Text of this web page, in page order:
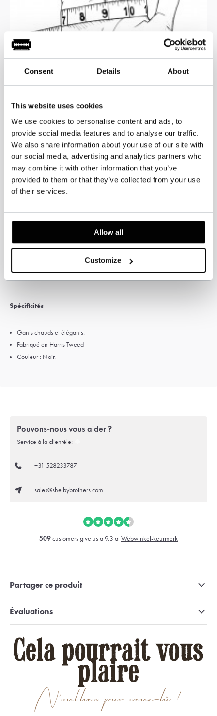
Consent Details About
This website uses cookies
We use cookies to personalise content and ads, to
provide social media features and to analyse our traffic.
We also share information about your use of our site with
our social media, advertising and analytics partners who
may combine it with other information that you’ve
provided to them or that they’ve collected from your use
of their services.
Allow all
Customize
Inch
8.5 9.5 10.5
Spécificités
Gants chauds et élégants.
Fabriqué en Harris Tweed
Couleur : Noir.
Pouvons-nous vous aider ?
Service à la clientèle:
+31 528233787
sales@shelbybrothers.com
509customers give us a 9.3 atWebwinkel-keurmerk
Partager ce produit
Évaluations
N'oubliez pas ceux-là !
Cela pourrait vous
plaire